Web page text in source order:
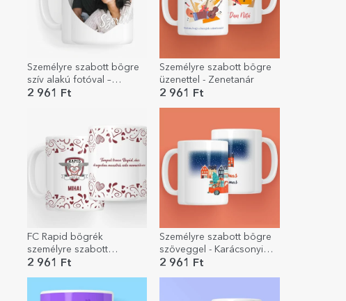
Személyre szabott bögre
szív alakú fotóval –
Szeretlek!
2 961 Ft
Személyre szabott bögre
üzenettel - Zenetanár
2 961 Ft
FC Rapid bögrék
személyre szabott
szöveggel - Lila szívek
2 961 Ft
Személyre szabott bögre
szöveggel - Karácsonyi
éjszaka
2 961 Ft